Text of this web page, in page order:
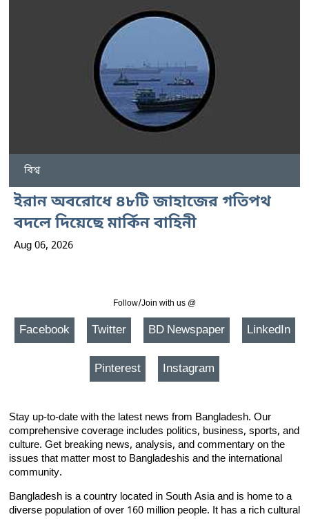
বিশ্ব
ইরান অবরোধে ৪৮টি জাহাজের গতিপথ
বদলে দিয়েছে মার্কিন বাহিনী
Aug 06, 2026
Follow/Join with us @
Facebook Twitter BD Newspaper LinkedIn
Pinterest Instagram
Stay up-to-date with the latest news from Bangladesh. Our
comprehensive coverage includes politics, business, sports, and
culture. Get breaking news, analysis, and commentary on the
issues that matter most to Bangladeshis and the international
community.
Bangladesh is a country located in South Asia and is home to a
diverse population of over 160 million people. It has a rich cultural